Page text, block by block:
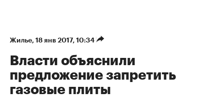
Жилье⁠, 18 янв 2017, 10:34
Власти объяснили
предложение запретить
газовые плиты